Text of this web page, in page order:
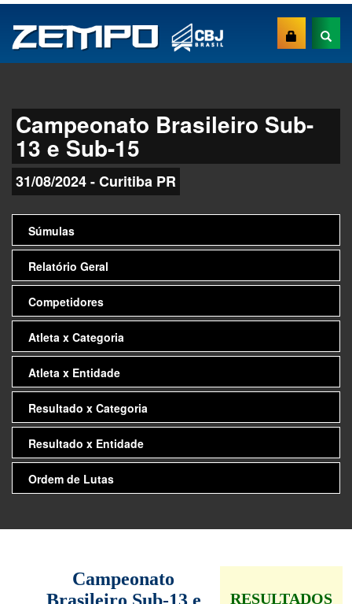
Campeonato Brasileiro Sub-
13 e Sub-15
31/08/2024 - Curitiba PR
Súmulas
Relatório Geral
Competidores
Atleta x Categoria
Atleta x Entidade
Resultado x Categoria
Resultado x Entidade
Ordem de Lutas